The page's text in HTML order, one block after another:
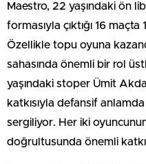
Maestro, 22 yaşındaki ön
formasıyla çıktığı 16
Özellikle topu oyuna
sahasında önemli bir rol
yaşındaki stoper Ümit
katkısıyla defansif
sergiliyor. Her iki
doğrultusunda önemli